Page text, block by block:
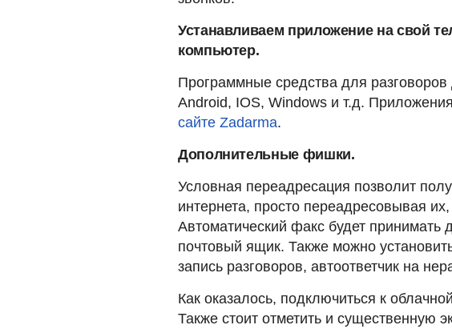
Устанавливаем приложение на свой
компьютер.
Программные средства для
Android, IOS, Windows и т.д.
сайте Zadarma.
Дополнительные фишки.
Условная переадресация позволит
интернета, просто переадресовывая
Автоматический факс будет принимать
почтовый ящик. Также можно
запись разговоров, автоответчик на
Как оказалось, подключиться к
Также стоит отметить и существенную